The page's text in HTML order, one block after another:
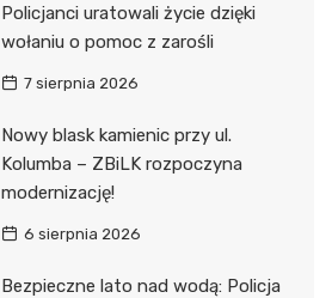
Policjanci uratowali życie dzięki
wołaniu o pomoc z zarośli
7 sierpnia 2026
Nowy blask kamienic przy ul.
Kolumba – ZBiLK rozpoczyna
modernizację!
6 sierpnia 2026
Bezpieczne lato nad wodą: Policja